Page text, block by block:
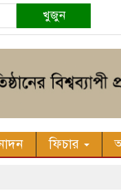
খুজুন
ফিচার